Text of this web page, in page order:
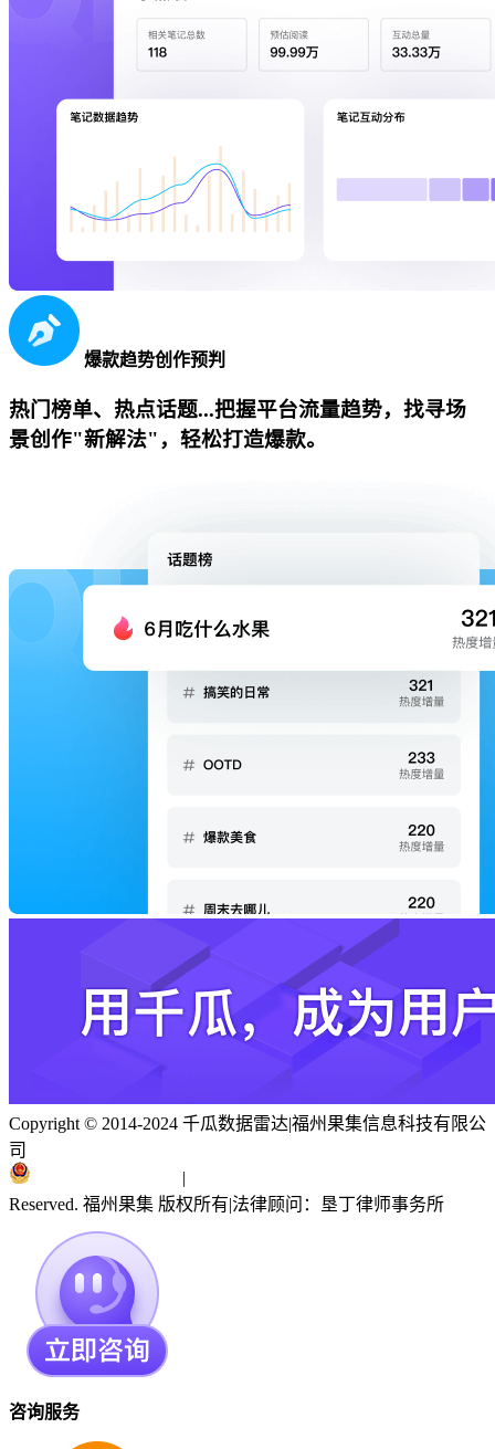
爆款趋势创作预判
热门榜单、热点话题...把握平台流量趋势，找寻场
景创作"新解法"，轻松打造爆款。
Copyright © 2014-2024 千瓜数据雷达|福州果集信息科技有限公
司
|
Reserved. 福州果集 版权所有|法律顾问：垦丁律师事务所
咨询服务